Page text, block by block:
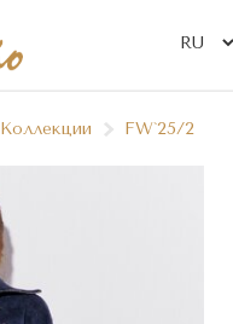
Коллекции FW`25/26